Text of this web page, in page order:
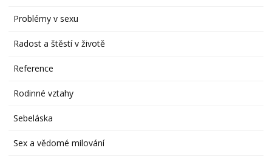
Problémy v sexu
Radost a štěstí v životě
Reference
Rodinné vztahy
Sebeláska
Sex a vědomé milování